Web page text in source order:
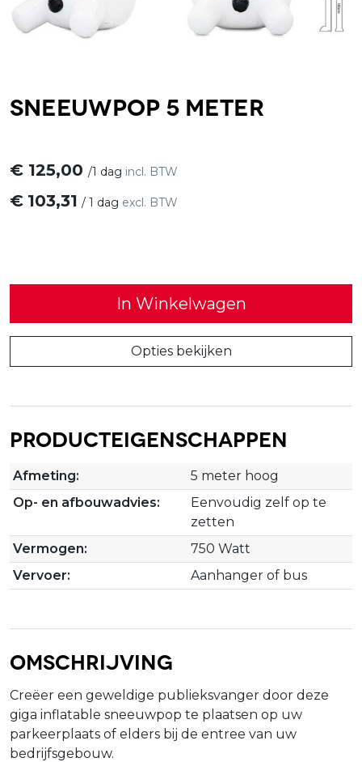
Sneeuwpop 5 meter
€ 125,00 /1 dag incl. BTW
€ 103,31 / 1 dag excl. BTW
In Winkelwagen
Opties bekijken
Producteigenschappen
Afmeting:
5 meter hoog
Op- en afbouwadvies:
Eenvoudig zelf op te
zetten
Vermogen:
750 Watt
Vervoer:
Aanhanger of bus
Omschrijving
Creëer een geweldige publieksvanger door deze
giga inflatable sneeuwpop te plaatsen op uw
parkeerplaats of elders bij de entree van uw
bedrijfsgebouw.